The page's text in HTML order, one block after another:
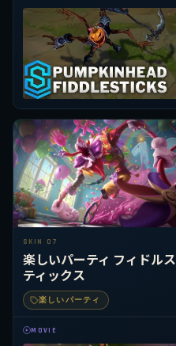
SKIN 07
楽しいパーティ フィドルス
ティックス
楽しいパーティ
MOVIE